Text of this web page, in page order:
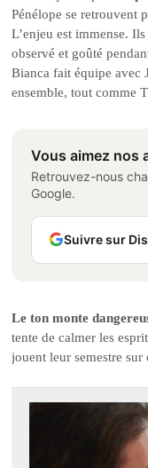
Pénélope se retrouvent
L’enjeu est immense.
observé et goûté
Bianca fait équipe
ensemble, tout comme
Vous aimez nos
Retrouvez-nous
Google.
Suivre sur
Le ton monte
tente de calmer les
jouent leur semestre sur